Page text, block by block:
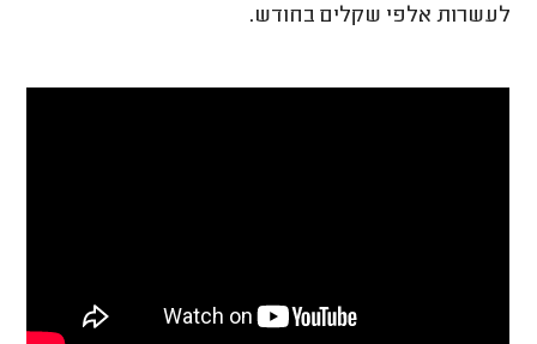
לעשרות אלפי שקלים בחודש.